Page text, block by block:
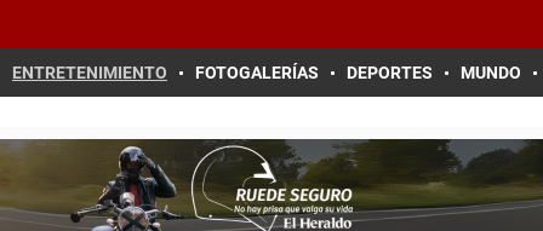
ENTRETENIMIENTO FOTOGALERÍAS DEPORTES MUNDO